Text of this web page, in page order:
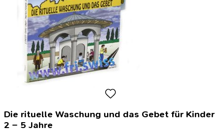
Die rituelle Waschung und das Gebet für Kinder
2 – 5 Jahre